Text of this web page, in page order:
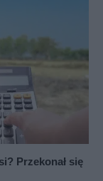
Przekonał się